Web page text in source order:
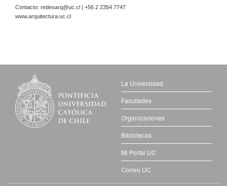
Contacto: redesarq@uc.cl | +56 2 2354 7747
www.arquitectura.uc.cl
La Universidad
Facultades
Organizaciones
Bibliotecas
Mi Portal UC
Correo UC